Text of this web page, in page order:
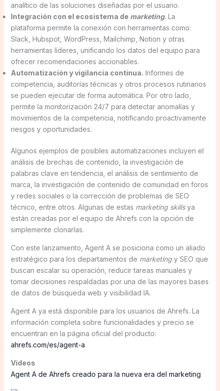
analítico de las soluciones diseñadas por el usuario.
Integración con el ecosistema de marketing. La
plataforma permite la conexión con herramientas como:
Slack, Hubspot, WordPress, Mailchimp, Notion y otras
herramientas líderes, unificando los datos del equipo para
ofrecer recomendaciones accionables.
Automatización y vigilancia continua. Informes de
competencia, auditorías técnicas y otros procesos rutinarios
se pueden ejecutar de forma automática. Por otro lado,
permite la monitorización 24/7 para detectar anomalías y
movimientos de la competencia, notificando proactivamente
riesgos y oportunidades.
Algunos ejemplos de posibles automatizaciones incluyen el
análisis de brechas de contenido, la investigación de
palabras clave en tendencia, el análisis de sentimiento de
marca, la investigación de contenido de comunidad en foros
y redes sociales o la corrección de problemas de SEO
técnico, entre otros. Algunas de estas marketing skillsya
están creadas por el equipo de Ahrefs con la opción de
simplemente clonarlas.
Con este lanzamiento, Agent A se posiciona como un aliado
estratégico para los departamentos de marketingy SEO que
buscan escalar su operación, reducir tareas manuales y
tomar decisiones respaldadas por una de las mayores bases
de datos de búsqueda web y visibilidad IA.
Agent A ya está disponible para los usuarios de Ahrefs. La
información completa sobre funcionalidades y precio se
encuentran en la página oficial del producto:
ahrefs.com/es/agent-a
Vídeos
Agent A de Ahrefs creado para la nueva era del marketing